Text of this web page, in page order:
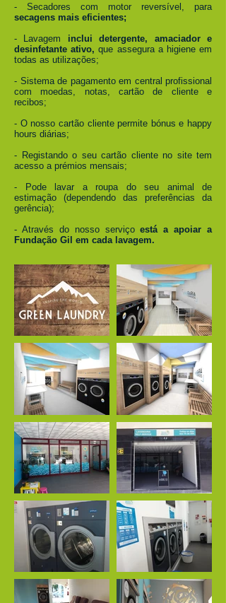
- Secadores com motor reversível, para
secagens mais eficientes;
- Lavagem inclui detergente, amaciador e
desinfetante ativo, que assegura a higiene em
todas as utilizações;
- Sistema de pagamento em central profissional
com moedas, notas, cartão de cliente e
recibos;
- O nosso cartão cliente permite bónus e happy
hours diárias;
- Registando o seu cartão cliente no site tem
acesso a prémios mensais;
- Pode lavar a roupa do seu animal de
estimação (dependendo das preferências da
gerência);
- Através do nosso serviçoestá a apoiar a
Fundação Gil em cada lavagem.